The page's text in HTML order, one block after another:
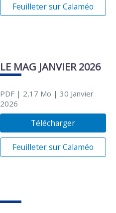
Feuilleter sur Calaméo
LE MAG JANVIER 2026
PDF| 2,17 Mo | 30 Janvier
2026
Télécharger
Feuilleter sur Calaméo